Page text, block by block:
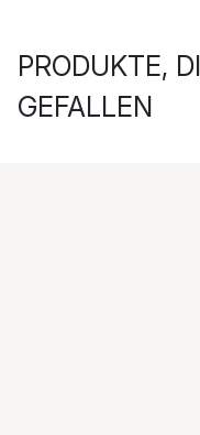
PRODUKTE,
GEFALLEN